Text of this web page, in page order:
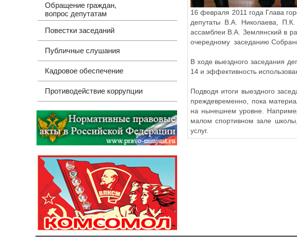
Обращение граждан,
вопрос депутатам
Повестки заседаний
Публичные слушания
Кадровое обеспечение
Противодействие коррупции
16 февраля 2011 года Глава
депутаты В.А. Николаева, П.К.
ассамблеи В.А. Землянский в
очередному заседанию
В ходе выездного заседания
14 и эффективность
Подводя итоги выездного
преждевременно, пока
на нынешнем уровне.
малом спортивном зале школы,
услуг.